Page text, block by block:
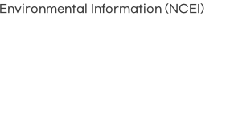
Environmental Information (NCEI)